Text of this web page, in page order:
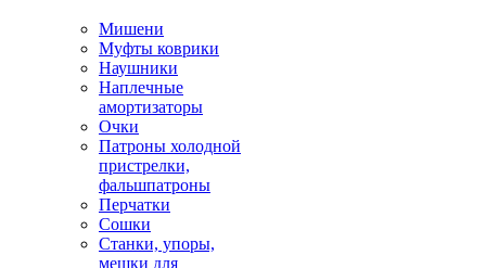
Мишени
Муфты коврики
Наушники
Наплечные
амортизаторы
Очки
Патроны холодной
пристрелки,
фальшпатроны
Перчатки
Сошки
Станки, упоры,
мешки для